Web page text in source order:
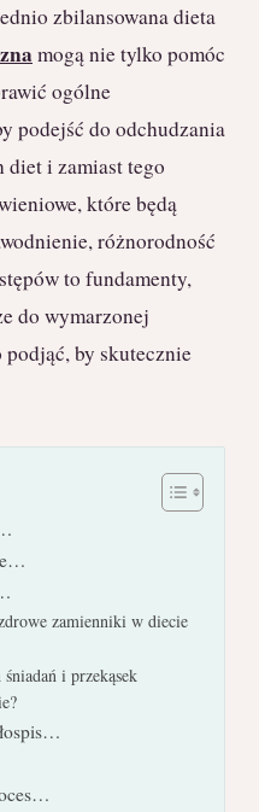
zbilansowana dieta
mogą nie tylko pomóc
ogólne
podejść do odchudzania
diet i zamiast tego
które będą
różnorodność
to fundamenty,
do wymarzonej
by skutecznie
zamienniki w diecie
i przekąsek